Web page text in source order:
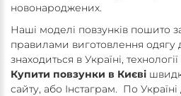
новонароджених.
Наші моделі повзунків пошито
правилами виготовлення
знаходиться в Україні, технології
Купити повзунки в Києві
сайту, або Інстаграм. По